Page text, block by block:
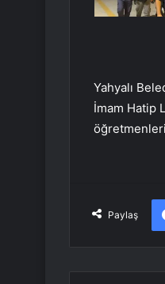
Yahyalı
İmam Hatip
Paylaş